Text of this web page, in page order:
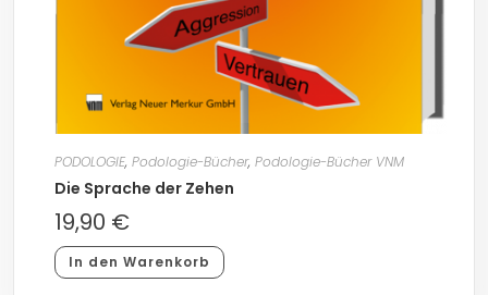
PODOLOGIE, Podologie-Bücher, Podologie-Bücher VNM
Die Sprache der Zehen
19,90 €
In den Warenkorb